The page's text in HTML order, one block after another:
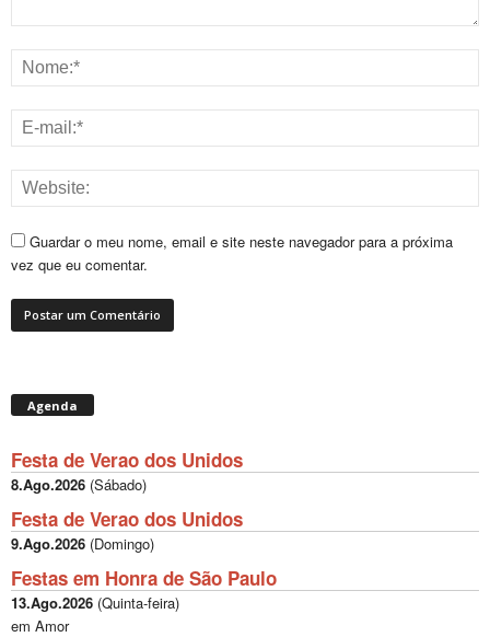
Guardar o meu nome, email e site neste navegador para a próxima
vez que eu comentar.
Agenda
Festa de Verao dos Unidos
8.Ago.2026 (Sábado)
Festa de Verao dos Unidos
9.Ago.2026 (Domingo)
Festas em Honra de São Paulo
13.Ago.2026 (Quinta-feira)
em Amor